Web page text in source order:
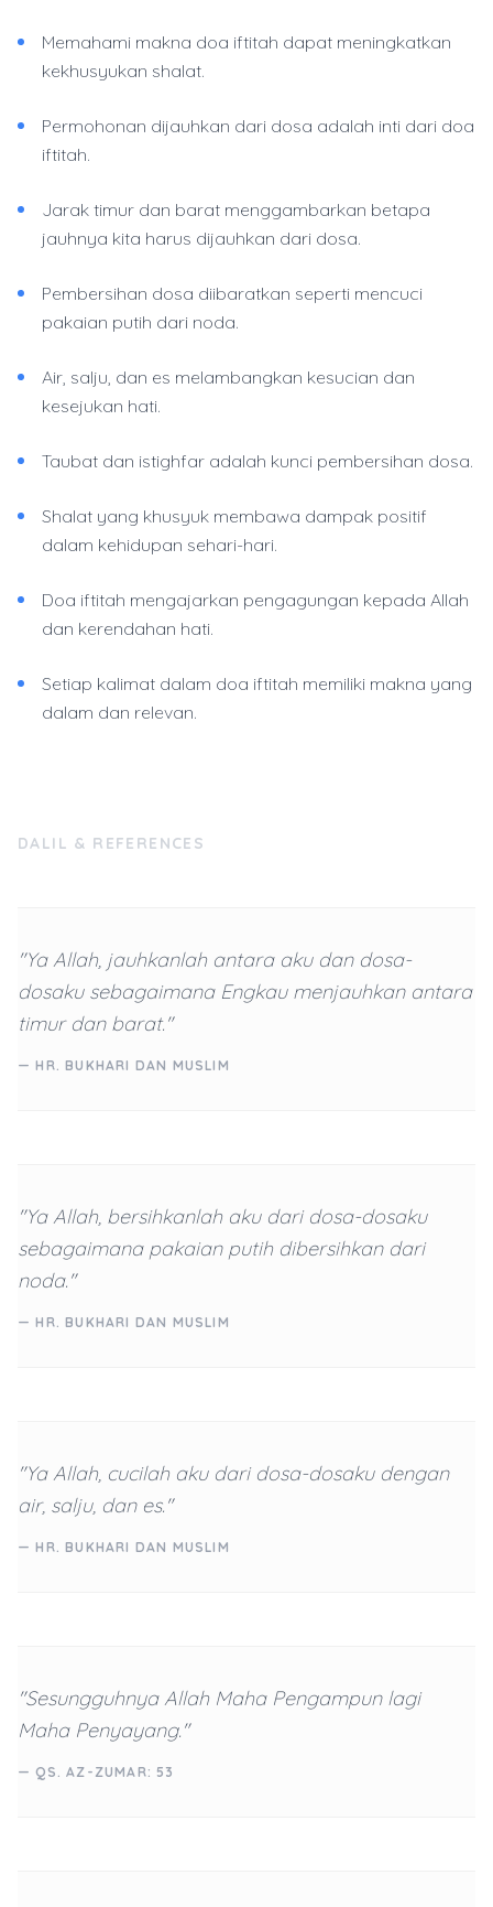
Memahami makna doa iftitah dapat meningkatkan
kekhusyukan shalat.
Permohonan dijauhkan dari dosa adalah inti dari doa
iftitah.
Jarak timur dan barat menggambarkan betapa
jauhnya kita harus dijauhkan dari dosa.
Pembersihan dosa diibaratkan seperti mencuci
pakaian putih dari noda.
Air, salju, dan es melambangkan kesucian dan
kesejukan hati.
Taubat dan istighfar adalah kunci pembersihan dosa.
Shalat yang khusyuk membawa dampak positif
dalam kehidupan sehari-hari.
Doa iftitah mengajarkan pengagungan kepada Allah
dan kerendahan hati.
Setiap kalimat dalam doa iftitah memiliki makna yang
dalam dan relevan.
DALIL & REFERENCES
"Ya Allah, jauhkanlah antara aku dan dosa-
dosaku sebagaimana Engkau menjauhkan antara
timur dan barat."
— HR. BUKHARI DAN MUSLIM
"Ya Allah, bersihkanlah aku dari dosa-dosaku
sebagaimana pakaian putih dibersihkan dari
noda."
— HR. BUKHARI DAN MUSLIM
"Ya Allah, cucilah aku dari dosa-dosaku dengan
air, salju, dan es."
— HR. BUKHARI DAN MUSLIM
"Sesungguhnya Allah Maha Pengampun lagi
Maha Penyayang."
— QS. AZ-ZUMAR: 53